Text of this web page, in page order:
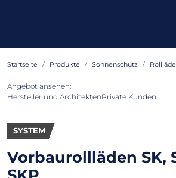
Startseite Produkte Sonnenschutz
Angebot ansehen:
Hersteller und ArchitektenPrivate Kunden
SYSTEM
Vorbaurollläden SK,